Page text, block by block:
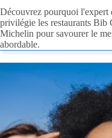
Découvrez pourquoi l'expert
privilégie les restaurants Bib
Michelin pour savourer le
abordable.